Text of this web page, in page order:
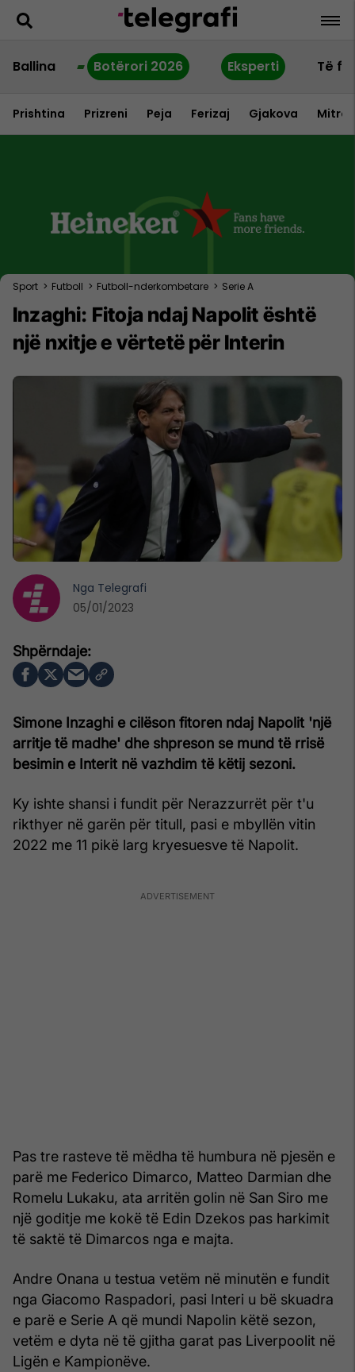
Ballina Botërori 2026 Eksperti Të
Prishtina Prizreni Peja Ferizaj Gjakova
Sport > Futboll > Futboll-nderkombetare > Serie A
Inzaghi: Fitoja ndaj Napolit është
një nxitje e vërtetë për Interin
Simone Inzaghi e cilëson fitoren ndaj Napolit 'një
arritje të madhe' dhe shpreson se mund të rrisë
besimin e Interit në vazhdim të këtij sezoni.
Ky ishte shansi i fundit për Nerazzurrët për t'u
rikthyer në garën për titull, pasi e mbyllën vitin
2022 me 11 pikë larg kryesuesve të Napolit.
Pas tre rasteve të mëdha të humbura në pjesën e
parë me Federico Dimarco, Matteo Darmian dhe
Romelu Lukaku, ata arritën golin në San Siro me
një goditje me kokë të Edin Dzekos pas harkimit
të saktë të Dimarcos nga e majta.
Andre Onana u testua vetëm në minutën e fundit
nga Giacomo Raspadori, pasi Interi u bë skuadra
e parë e Serie A që mundi Napolin këtë sezon,
vetëm e dyta në të gjitha garat pas Liverpoolit në
Ligën e Kampionëve.
Nga Telegrafi
05/01/2023